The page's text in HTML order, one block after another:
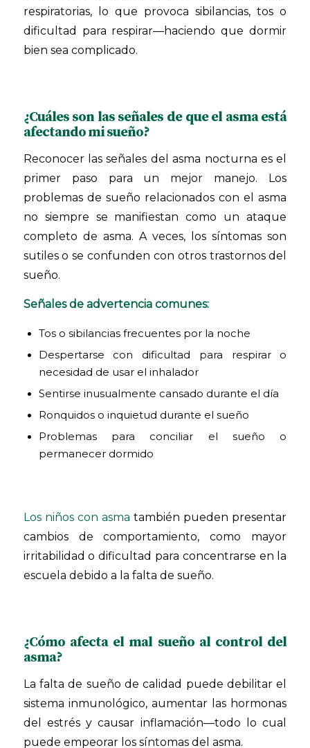
respiratorias, lo que provoca sibilancias, tos o
dificultad para respirar—haciendo que dormir
bien sea complicado.
¿Cuáles son las señales de que el asma está
afectando mi sueño?
Reconocer las señales del asma nocturna es el
primer paso para un mejor manejo. Los
problemas de sueño relacionados con el asma
no siempre se manifiestan como un ataque
completo de asma. A veces, los síntomas son
sutiles o se confunden con otros trastornos del
sueño.
Señales de advertencia comunes:
Tos o sibilancias frecuentes por la noche
Despertarse con dificultad para respirar o
necesidad de usar el inhalador
Sentirse inusualmente cansado durante el día
Ronquidos o inquietud durante el sueño
Problemas para conciliar el sueño o
permanecer dormido
Los niños con asma también pueden presentar
cambios de comportamiento, como mayor
irritabilidad o dificultad para concentrarse en la
escuela debido a la falta de sueño.
¿Cómo afecta el mal sueño al control del
asma?
La falta de sueño de calidad puede debilitar el
sistema inmunológico, aumentar las hormonas
del estrés y causar inflamación—todo lo cual
puede empeorar los síntomas del asma.